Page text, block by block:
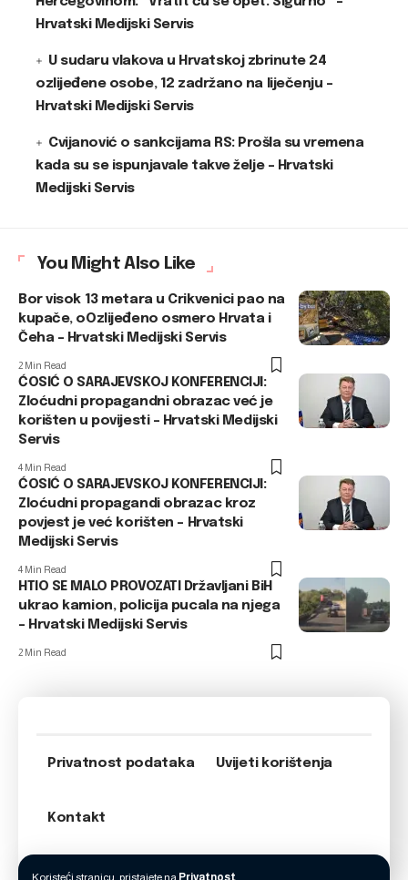
Koristeći stranicu, pristajete na Privatnost
Hrvatski Medijski Servis
U sudaru vlakova u Hrvatskoj zbrinute 24
ozlijeđene osobe, 12 zadržano na liječenju –
Hrvatski Medijski Servis
Cvijanović o sankcijama RS: Prošla su vremena
kada su se ispunjavale takve želje – Hrvatski
Medijski Servis
You Might Also Like
Bor visok 13 metara u Crikvenici pao na
kupače, oOzlijeđeno osmero Hrvata i
Čeha – Hrvatski Medijski Servis
2 Min Read
ĆOSIĆ O SARAJEVSKOJ KONFERENCIJI:
Zloćudni propagandni obrazac već je
korišten u povijesti – Hrvatski Medijski
Servis
4 Min Read
ĆOSIĆ O SARAJEVSKOJ KONFERENCIJI:
Zloćudni propagandi obrazac kroz
povjest je već korišten – Hrvatski
Medijski Servis
4 Min Read
HTIO SE MALO PROVOZATI Državljani BiH
ukrao kamion, policija pucala na njega
– Hrvatski Medijski Servis
2 Min Read
Privatnost podataka Uvijeti korištenja
Kontakt